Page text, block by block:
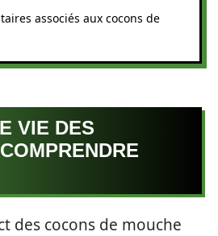
associés aux cocons de
VIE DES
des cocons de mouche